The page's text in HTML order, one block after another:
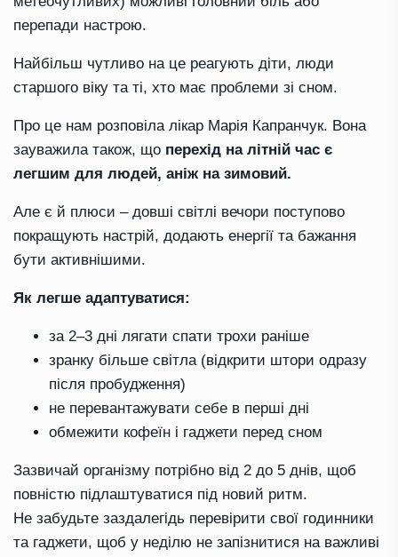
перепади настрою.
Найбільш чутливо на це реагують діти, люди
старшого віку та ті, хто має проблеми зі сном.
Про це нам розповіла лікар Марія Капранчук. Вона
зауважила також, що перехід на літній час є
легшим для людей, аніж на зимовий.
Але є й плюси – довші світлі вечори поступово
покращують настрій, додають енергії та бажання
бути активнішими.
Як легше адаптуватися:
за 2–3 дні лягати спати трохи раніше
зранку більше світла (відкрити штори одразу
після пробудження)
не перевантажувати себе в перші дні
обмежити кофеїн і гаджети перед сном
Зазвичай організму потрібно від 2 до 5 днів, щоб
повністю підлаштуватися під новий ритм.
Не забудьте заздалегідь перевірити свої годинники
та гаджети, щоб у неділю не запізнитися на важливі